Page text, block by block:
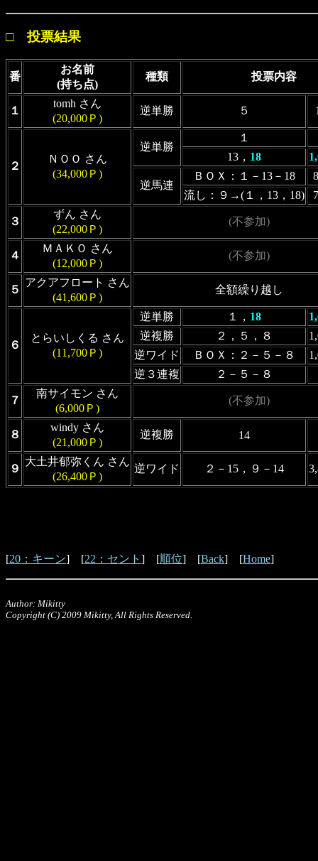
□ 投票結果
番
お名前
(持ち点)
種類 投票内容
１
tomh さん
(20,000Ｐ)
逆単勝 ５
２
ＮＯＯ さん
(34,000Ｐ)
逆単勝
１
13， 18
逆馬連
ＢＯＸ：１－13－18
流し：９→(１，13，18)
３
ずん さん
(22,000Ｐ)
(不参加)
４
ＭＡＫＯ さん
(12,000Ｐ)
(不参加)
５
アクアフロート さん
(41,600Ｐ)
全額繰り越し
６
とらいしくる さん
(11,700Ｐ)
逆単勝 １， 18
逆複勝
２，５，８
逆ワイド
ＢＯＸ：２－５－８
逆３連複
２－５－８
７
南サイモン さん
(6,000Ｐ)
(不参加)
８
windy さん
(21,000Ｐ)
逆複勝 14
９
大土井郁弥くん さん
(26,400Ｐ)
逆ワイド ２－15，９－14
[20：キーン] [22：セント ] [順位] [Back] [Home]
Author: Mikitty
Copyright (C) 2009 Mikitty, All Rights Reserved.